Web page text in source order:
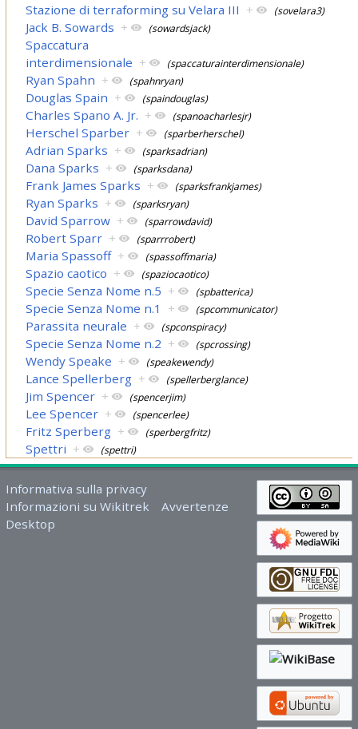
Stazione di terraforming su Velara III + (sovelara3)
Jack B. Sowards + (sowardsjack)
Spaccatura
interdimensionale + (spaccaturainterdimensionale)
Ryan Spahn + (spahnryan)
Douglas Spain + (spaindouglas)
Charles Spano A. Jr. + (spanoacharlesjr)
Herschel Sparber + (sparberherschel)
Adrian Sparks + (sparksadrian)
Dana Sparks + (sparksdana)
Frank James Sparks + (sparksfrankjames)
Ryan Sparks + (sparksryan)
David Sparrow + (sparrowdavid)
Robert Sparr + (sparrrobert)
Maria Spassoff + (spassoffmaria)
Spazio caotico + (spaziocaotico)
Specie Senza Nome n.5 + (spbatterica)
Specie Senza Nome n.1 + (spcommunicator)
Parassita neurale + (spconspiracy)
Specie Senza Nome n.2 + (spcrossing)
Wendy Speake + (speakewendy)
Lance Spellerberg + (spellerberglance)
Jim Spencer + (spencerjim)
Lee Spencer + (spencerlee)
Fritz Sperberg + (sperbergfritz)
Spettri + (spettri)
Informativa sulla privacy
Informazioni su Wikitrek
Avvertenze
Desktop